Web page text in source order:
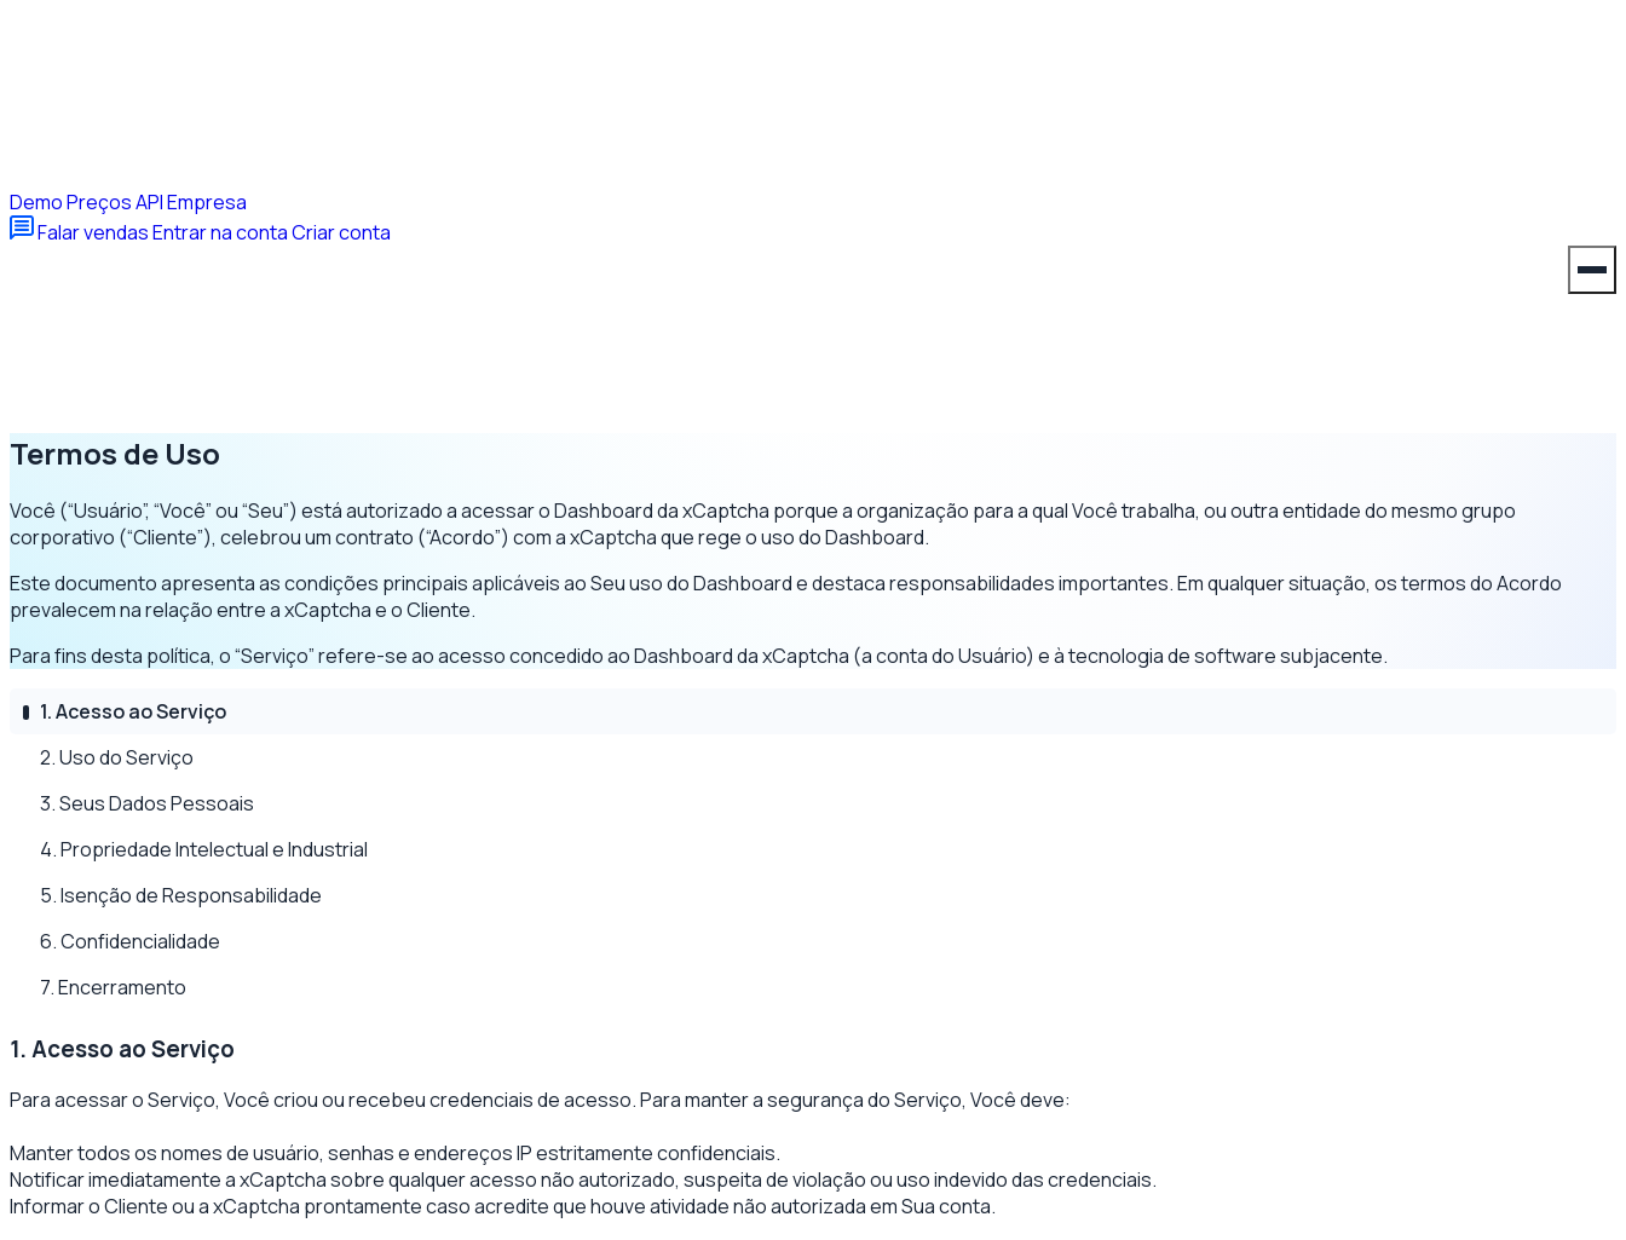
DemoPreçosAPIEmpresa
Falar vendasEntrar na contaCriar conta
Termos de Uso
Você (“Usuário”, “Você” ou “Seu”) está autorizado a acessar o Dashboard da xCaptcha porque a organização para a qual Você trabalha, ou outra entidade do mesmo grupo
corporativo (“Cliente”), celebrou um contrato (“Acordo”) com a xCaptcha que rege o uso do Dashboard.
Este documento apresenta as condições principais aplicáveis ao Seu uso do Dashboard e destaca responsabilidades importantes. Em qualquer situação, os termos do Acordo
prevalecem na relação entre a xCaptcha e o Cliente.
Para fins desta política, o “Serviço” refere-se ao acesso concedido ao Dashboard da xCaptcha (a conta do Usuário) e à tecnologia de software subjacente.
1. Acesso ao Serviço
2. Uso do Serviço
3. Seus Dados Pessoais
4. Propriedade Intelectual e Industrial
5. Isenção de Responsabilidade
6. Confidencialidade
7. Encerramento
1. Acesso ao Serviço
Para acessar o Serviço, Você criou ou recebeu credenciais de acesso. Para manter a segurança do Serviço, Você deve:
Manter todos os nomes de usuário, senhas e endereços IP estritamente confidenciais.
Notificar imediatamente a xCaptcha sobre qualquer acesso não autorizado, suspeita de violação ou uso indevido das credenciais.
Informar o Cliente ou a xCaptcha prontamente caso acredite que houve atividade não autorizada em Sua conta.